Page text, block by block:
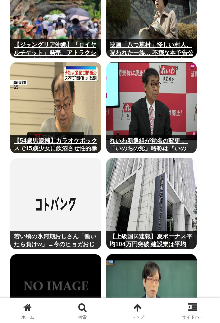
【ジャングリア沖縄】「ロイヤ
ルチケット」発売、アトラクシ
飲み放題、スパ利用、駐車場無
料…大人29700円
映画「八つ墓村」怪しい村人、
呪われた一族… 不穏な本予告公
るTMG
【54歳男逮捕】カラオケボック
スで15歳少女に飲酒させ性的暴
れいわ新選組が党名の変更 、
「いのちの党」略称は『いの
に言及「ゴルゴ出馬確定」「党
首は決まり」
若い頃の氷河期おじさん「働い
たら負けw」→今のヒョガおじ
【上級国民速報】夏ボーナス平
均104万円突破 建設業は平均
社93万人、全就業者の1%強
ホーム 検索 トップ サイドバー